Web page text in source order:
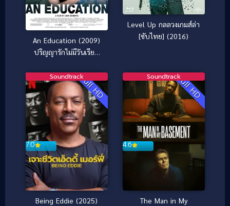
An Education (2009)
ปริญญารักไม่มีวันเรียน
Level Up กลลวงเกมส์ล่า
[ซับไทย] (2016)
Full HD
7.0
Soundtrack
Being Eddie (2025)
Full HD
4.6
Soundtrack
The Man in My